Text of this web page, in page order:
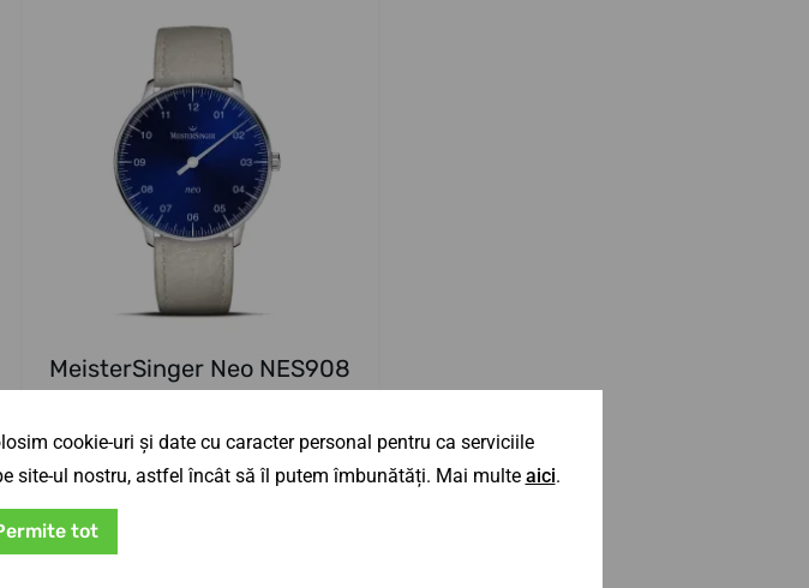
MeisterSinger Neo NES908
9 915,57 lei Adaugă in coş
cookie-uri și date cu caracter personal pentru ca serviciile
site-ul nostru, astfel încât să îl putem îmbunătăți. Mai multe aici.
tot